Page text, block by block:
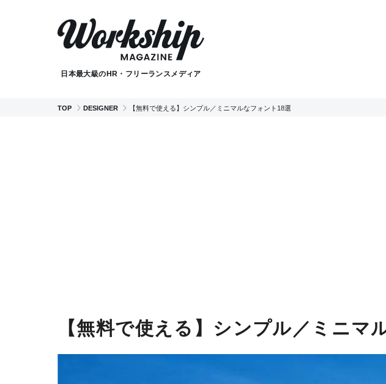
日本最大級のHR・フリーランスメディア
TOP DESIGNER 【無料で使える】シンプル／ミニマルなフォント18選
【無料で使える】シンプル／ミニマ